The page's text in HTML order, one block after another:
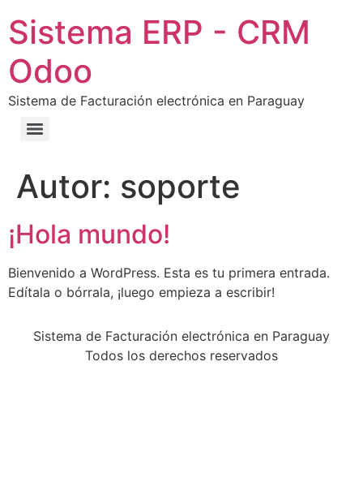
Sistema ERP - CRM
Odoo
Sistema de Facturación electrónica en Paraguay
Autor: soporte
¡Hola mundo!
Bienvenido a WordPress. Esta es tu primera entrada.
Edítala o bórrala, ¡luego empieza a escribir!
Sistema de Facturación electrónica en Paraguay
Todos los derechos reservados